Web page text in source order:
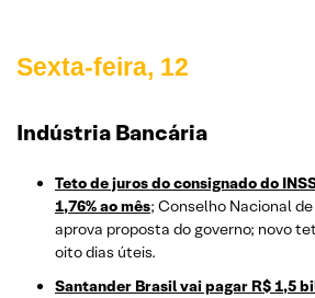
Sexta-feira, 12
Indústria Bancária
Teto de juros do consignado do
1,76% ao mês; Conselho Nacional
aprova proposta do governo; novo
oito dias úteis.
Santander Brasil vai pagar R$ 1,5